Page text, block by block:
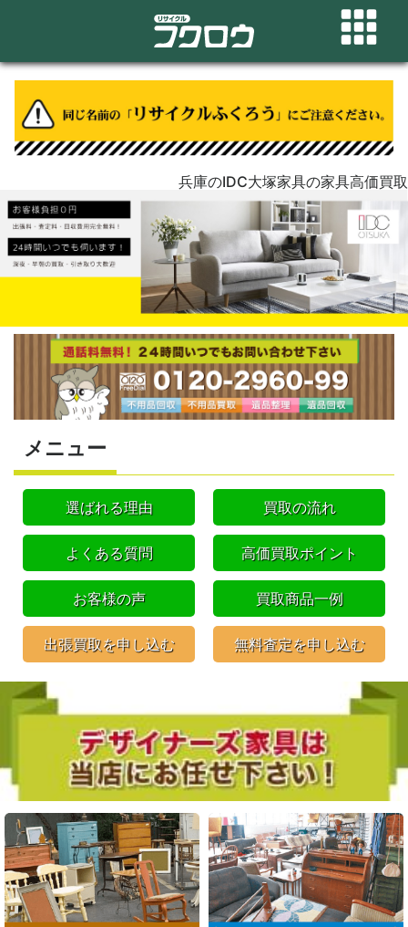
兵庫のIDC大塚家具の家具高価買取
メニュー
選ばれる理由 買取の流れ
よくある質問 高価買取ポイント
お客様の声 買取商品一例
出張買取を申し込む 無料査定を申し込む